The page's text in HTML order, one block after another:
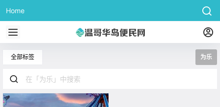
Home
全部标签 为乐